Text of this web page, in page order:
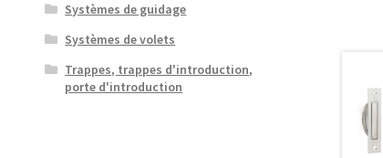
Systèmes de guidage
Systèmes de volets
Trappes, trappes d'introduction,
porte d'introduction